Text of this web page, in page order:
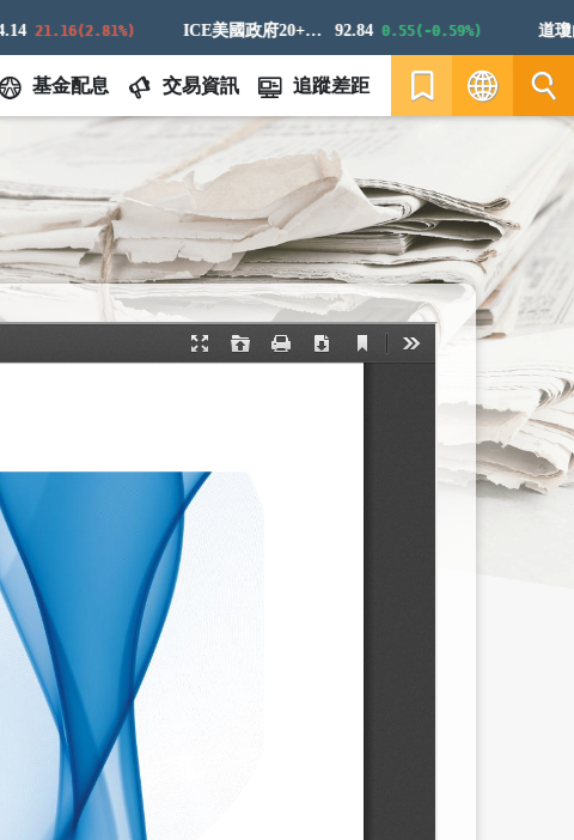
21.16(2.81%) ICE美國政府20+年期債券指數 92.84 0.55(-0.59%) 道瓊白
基金配息 交易資訊 追蹤差距
EN